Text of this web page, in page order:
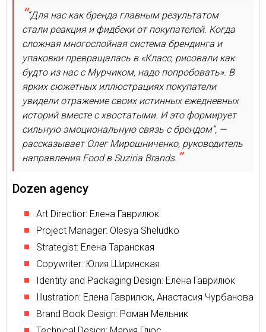
“Для нас как бренда главным результатом
стали реакция и фидбеки от покупателей. Когда
сложная многослойная система брендинга и
упаковки превращалась в «Класс, рисовали как
будто из нас с Мурчиком, надо попробовать». В
ярких сюжетных иллюстрациях покупатели
увидели отражение своих истинных ежедневных
историй вместе с хвостатыми. И это формирует
сильную эмоциональную связь с брендом”, —
рассказывает Олег Мирошниченко, руководитель
направления Food в Suziria Brands.
Dozen agency
Art Directior: Елена Гаврилюк
Project Manager: Olesya Sheludko
Strategist: Елена Таранская
Copywriter: Юлия Ширинская
Identity and Packaging Design: Елена Гаврилюк
Illustration: Елена Гаврилюк, Анастасия Чурбанова
Brand Book Design: Роман Мельник